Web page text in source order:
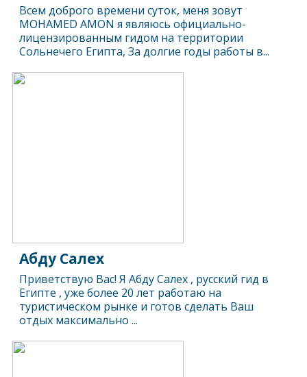
Всем доброго времени суток, меня зовут
MOHAMED AMON я являюсь официально-
лицензированным гидом на территории
Сольнечего Египта, За долгие годы работы в...
Абду Салех
Приветствую Вас! Я Абду Салех , русский гид в
Египте , уже более 20 лет работаю на
туристическом рынке и готов сделать Ваш
отдых максимально ...